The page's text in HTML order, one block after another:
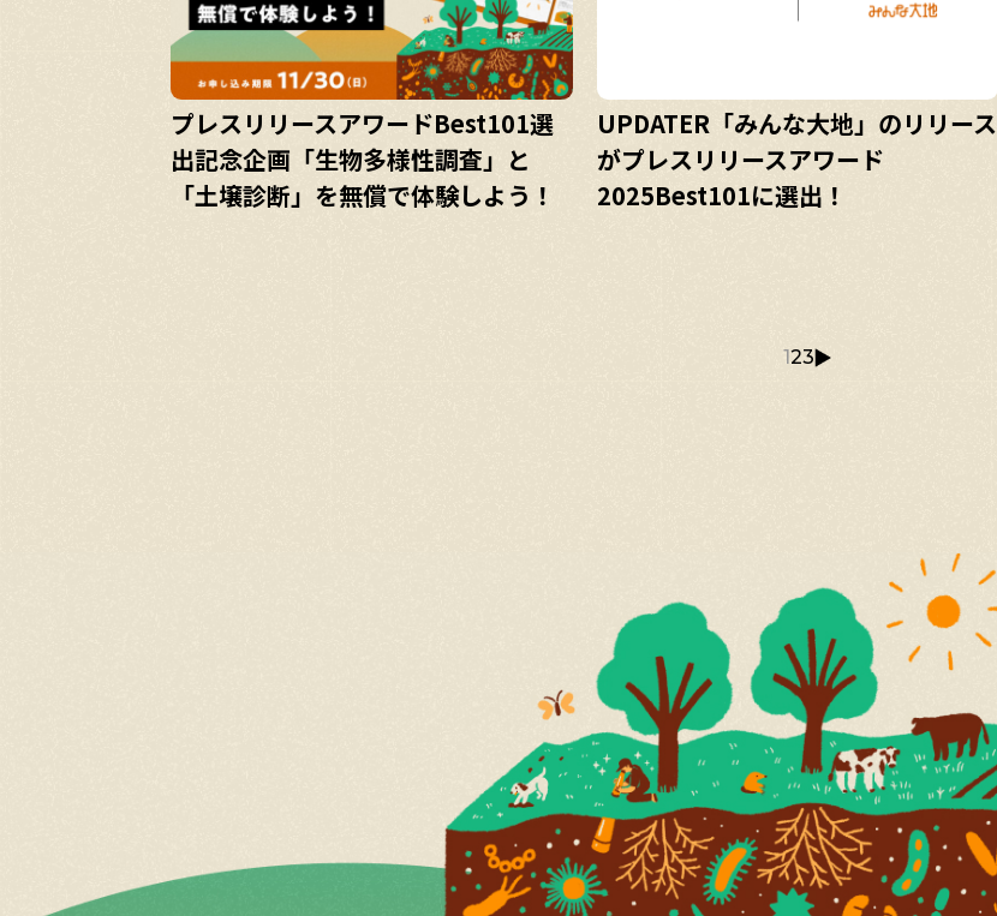
プレスリリースアワードBest101選
出記念企画「生物多様性調査」と
「土壌診断」を無償で体験しよう！
UPDATER「みんな大地」のリリース
がプレスリリースアワード
2025Best101に選出！
123